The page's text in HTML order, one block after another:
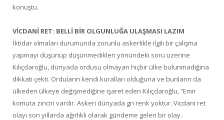
konuştu.
VİCDANİ RET: BELLİ BİR OLGUNLUĞA ULAŞMASI LAZIM
İktidar olmaları durumunda zorunlu askerlikle ilgili bir çalışma
yapmayı düşünüp düşünmedikleri yönündeki soru üzerine
Kılıçdaroğlu, dünyada ordusu olmayan hiçbir ülke bulunmadığına
dikkati çekti. Orduların kendi kuralları olduğuna ve bunların da
ülkeden ülkeye değişmediğine işaret eden Kılıçdaroğlu, “Emir
komuta zinciri vardır. Askeri dünyada gri renk yoktur. Vicdani ret
olayı son yıllarda ağırlıklı olarak gündeme gelen bir olay.